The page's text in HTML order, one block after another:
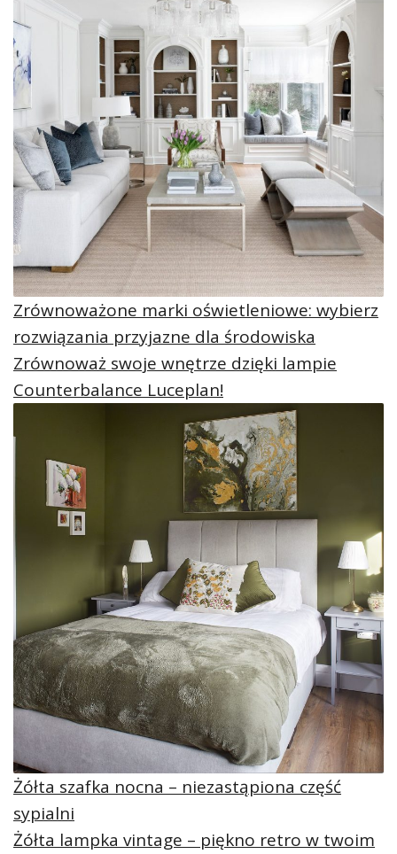
Zrównoważone marki oświetleniowe: wybierz
rozwiązania przyjazne dla środowiska
Zrównoważ swoje wnętrze dzięki lampie
Counterbalance Luceplan!
Żółta szafka nocna – niezastąpiona część
sypialni
Żółta lampka vintage – piękno retro w twoim